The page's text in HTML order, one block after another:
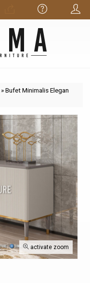
»Bufet Minimalis Elegan
activate zoom